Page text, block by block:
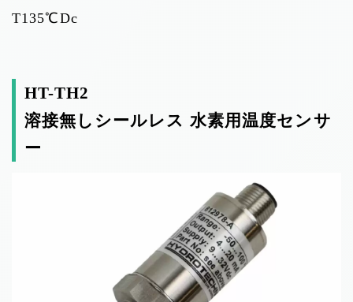
T135℃Dc
HT-TH2
溶接無しシールレス 水素用温度センサ
ー